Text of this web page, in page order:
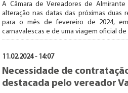
A Câmara de Vereadores de
alteração nas datas das próximas duas
para o mês de fevereiro de 2024,
carnavalescas e de uma viagem oficial de
11.02.2024 - 14:07
Necessidade de
destacada pelo vereador